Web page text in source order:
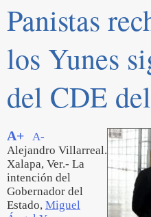
Panistas
los Yunes
del CDE
A+
A-
Alejandro Villarreal.
Xalapa, Ver.- La
intención del
Gobernador del
Estado, Miguel